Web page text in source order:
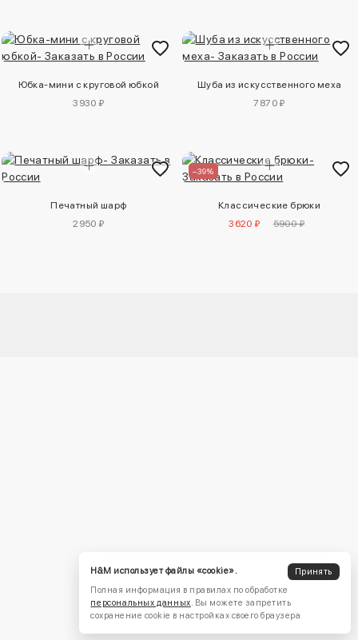
Юбка-мини с круговой юбкой
3930 ₽
Шуба из искусственного меха
7870 ₽
Печатный шарф
2950 ₽
–39%
Классические брюки
3620 ₽
5900 ₽
H&M использует файлы «cookie».
Принять
Полная информация в правилах по обработке
персональных данных. Вы можете запретить
сохранение cookie в настройках своего браузера